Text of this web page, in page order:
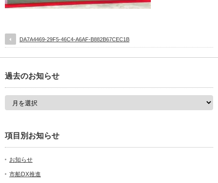
DA7A4469-29F5-46C4-A6AF-B882B67CEC1B
過去のお知らせ
項目別お知らせ
お知らせ
市船DX推進